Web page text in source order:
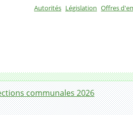
Autorités Législation Offres
communales 2026